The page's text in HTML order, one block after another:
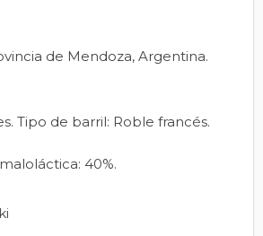
de Mendoza, Argentina.
Tipo de barril: Roble francés.
40%.